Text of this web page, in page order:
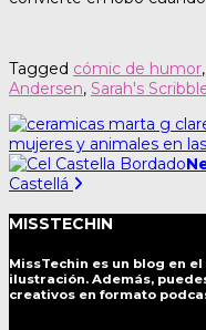
Tagged cómic de humor,
Andersen, Sarah's
Post
navigation
mujeres y animales en
Castellá
MISSTECHIN
MissTechin es un blog en
ilustración. Además,
creativos en formato